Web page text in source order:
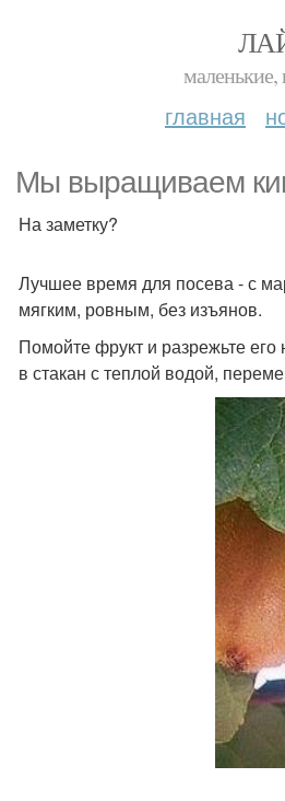
маленькие,
главная
Мы выращиваем
На заметку?
Лучшее время для посева - с
мягким, ровным, без изъянов.
Помойте фрукт и разрежьте
в стакан с теплой водой,